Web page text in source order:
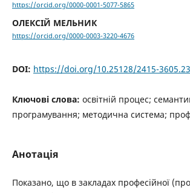
https://orcid.org/0000-0001-5077-5865
ОЛЕКСІЙ МЕЛЬНИК
https://orcid.org/0000-0003-3220-4676
DOI: https://doi.org/10.25128/2415-
Ключові слова: освітній процес;
програмування; методична система;
Анотація
Показано, що в закладах професійної